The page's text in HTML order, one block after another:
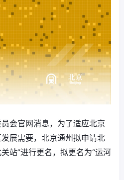
会官网消息，为了适应北京
展需要，北京通州拟申请北
站”进行更名，拟更名为“运河